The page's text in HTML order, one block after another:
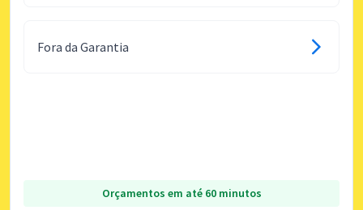
Fora da Garantia
Orçamentos em até 60 minutos